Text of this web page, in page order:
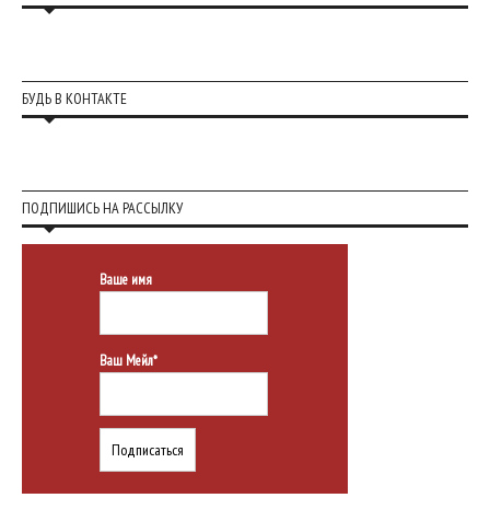
БУДЬ В КОНТАКТЕ
ПОДПИШИСЬ НА РАССЫЛКУ
Ваше имя
Ваш Мейл*